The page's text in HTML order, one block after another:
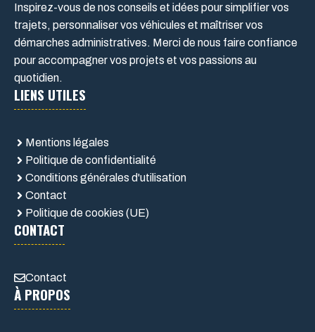
Inspirez-vous de nos conseils et idées pour simplifier vos
trajets, personnaliser vos véhicules et maîtriser vos
démarches administratives. Merci de nous faire confiance
pour accompagner vos projets et vos passions au
quotidien.
LIENS UTILES
Mentions légales
Politique de confidentialité
Conditions générales d'utilisation
Contact
Politique de cookies (UE)
CONTACT
Contact
À PROPOS